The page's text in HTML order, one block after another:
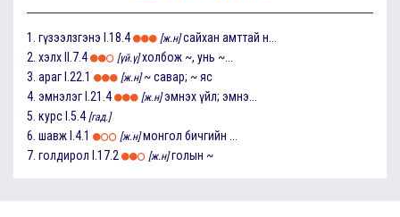
1. гүзээлзгэнэ I.18.4 [ж.н] сайхан амттай н...
2. хэлх II.7.4 [үй.ү] холбож ~, унь ~...
3. араг I.22.1 [ж.н] ~ савар; ~ яс
4. эмнэлэг I.21.4 [ж.н] эмнэх үйл; эмнэ...
5. курс I.5.4 [гад.]
6. шавж I.4.1 [ж.н] монгол бичгийн ...
7. голдирол I.17.2 [ж.н] голын ~